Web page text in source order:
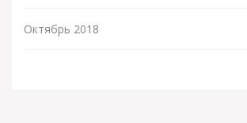
Октябрь 2018